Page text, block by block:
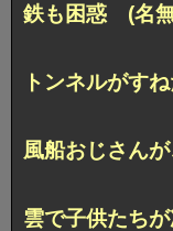
鉄も困惑 (名
トンネルがす
風船おじさん
雲で子供たち